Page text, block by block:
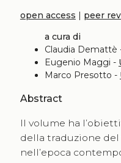
open access | peer
a cura di
Claudia Demattè
Eugenio Maggi -
Marco Presotto -
Abstract
Il volume ha
della traduzione
nell’epoca